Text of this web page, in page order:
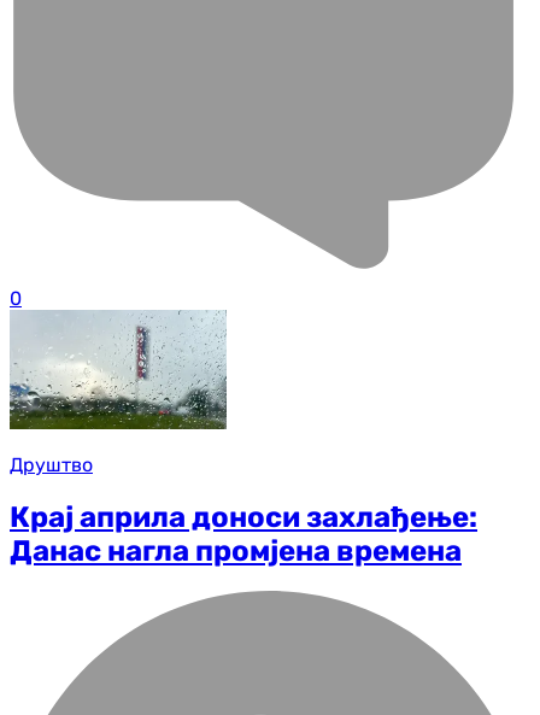
0
Друштво
Крај априла доноси захлађење:
Данас нагла промјена времена